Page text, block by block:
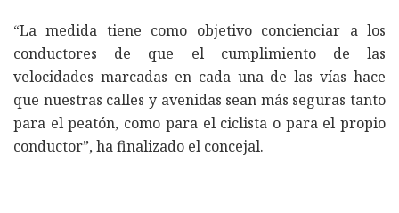
“La medida tiene como objetivo concienciar a los
conductores de que el cumplimiento de las
velocidades marcadas en cada una de las vías hace
que nuestras calles y avenidas sean más seguras tanto
para el peatón, como para el ciclista o para el propio
conductor”, ha finalizado el concejal.